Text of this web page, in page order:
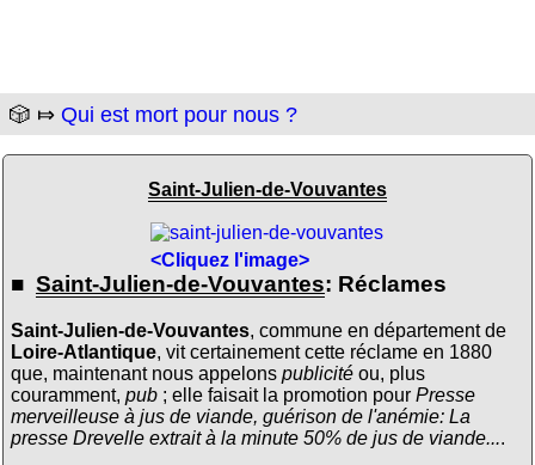
🎲 ⤇ Qui est mort pour nous ?
Saint-Julien-de-Vouvantes
<Cliquez l'image>
■ Saint-Julien-de-Vouvantes: Réclames
Saint-Julien-de-Vouvantes, commune en département de
Loire-Atlantique, vit certainement cette réclame en 1880
que, maintenant nous appelons publicitéou, plus
couramment, pub; elle faisait la promotion pour Presse
merveilleuse à jus de viande, guérison de l'anémie: La
presse Drevelle extrait à la minute 50% de jus de viande....